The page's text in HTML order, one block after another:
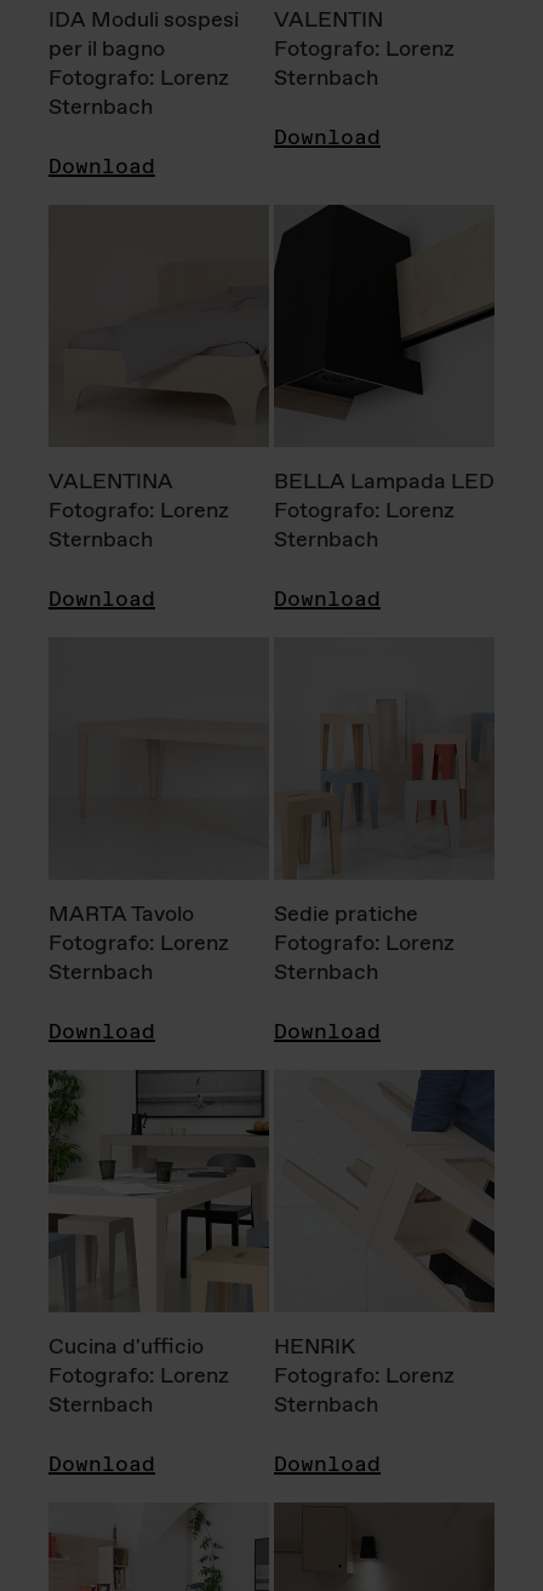
IDA Moduli sospesi
per il bagno
Fotografo: Lorenz
Sternbach
Download
VALENTIN
Fotografo: Lorenz
Sternbach
Download
VALENTINA
Fotografo: Lorenz
Sternbach
Download
BELLA Lampada LED
Fotografo: Lorenz
Sternbach
Download
MARTA Tavolo
Fotografo: Lorenz
Sternbach
Download
Sedie pratiche
Fotografo: Lorenz
Sternbach
Download
Cucina d'ufficio
Fotografo: Lorenz
Sternbach
Download
HENRIK
Fotografo: Lorenz
Sternbach
Download